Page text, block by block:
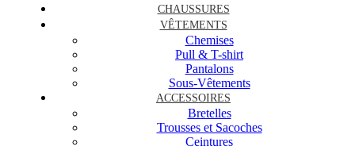
CHAUSSURES
VÊTEMENTS
Chemises
Pull & T-shirt
Pantalons
Sous-Vêtements
ACCESSOIRES
Bretelles
Trousses et Sacoches
Ceintures